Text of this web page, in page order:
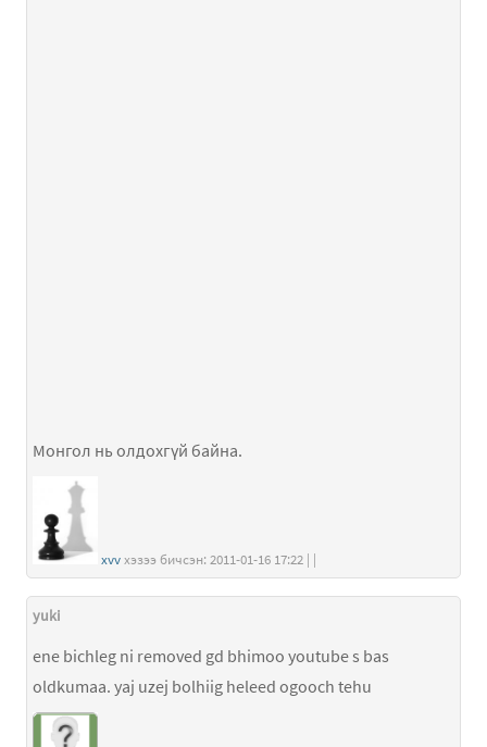
Монгол нь олдохгүй байна.
xvv хэзээ бичсэн: 2011-01-16 17:22 | |
yuki
ene bichleg ni removed gd bhimoo youtube s bas
oldkumaa. yaj uzej bolhiig heleed ogooch tehu